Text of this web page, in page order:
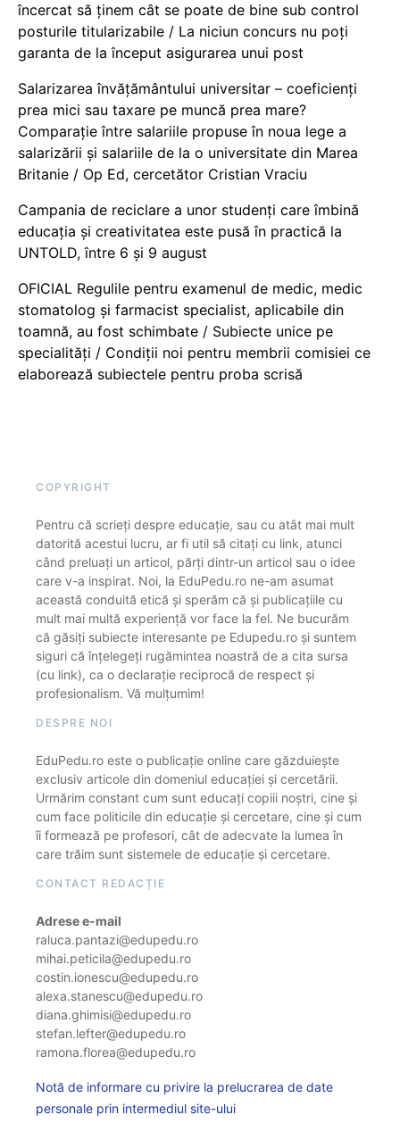
încercat să ținem cât se poate de bine sub control
posturile titularizabile / La niciun concurs nu poți
garanta de la început asigurarea unui post
Salarizarea învățământului universitar – coeficienți
prea mici sau taxare pe muncă prea mare?
Comparație între salariile propuse în noua lege a
salarizării și salariile de la o universitate din Marea
Britanie / Op Ed, cercetător Cristian Vraciu
Campania de reciclare a unor studenți care îmbină
educația și creativitatea este pusă în practică la
UNTOLD, între 6 și 9 august
OFICIAL Regulile pentru examenul de medic, medic
stomatolog și farmacist specialist, aplicabile din
toamnă, au fost schimbate / Subiecte unice pe
specialități / Condiții noi pentru membrii comisiei ce
elaborează subiectele pentru proba scrisă
COPYRIGHT
Pentru că scrieți despre educație, sau cu atât mai mult
datorită acestui lucru, ar fi util să citați cu link, atunci
când preluați un articol, părți dintr-un articol sau o idee
care v-a inspirat. Noi, la EduPedu.ro ne-am asumat
această conduită etică și sperăm că și publicațiile cu
mult mai multă experiență vor face la fel. Ne bucurăm
că găsiți subiecte interesante pe Edupedu.ro și suntem
siguri că înțelegeți rugămintea noastră de a cita sursa
(cu link), ca o declarație reciprocă de respect și
profesionalism. Vă mulțumim!
DESPRE NOI
EduPedu.ro este o publicație online care găzduiește
exclusiv articole din domeniul educației și cercetării.
Urmărim constant cum sunt educați copiii noștri, cine și
cum face politicile din educație și cercetare, cine și cum
îi formează pe profesori, cât de adecvate la lumea în
care trăim sunt sistemele de educație și cercetare.
CONTACT REDACȚIE
Adrese e-mail
raluca.pantazi@edupedu.ro
mihai.peticila@edupedu.ro
costin.ionescu@edupedu.ro
alexa.stanescu@edupedu.ro
diana.ghimisi@edupedu.ro
stefan.lefter@edupedu.ro
ramona.florea@edupedu.ro
Notă de informare cu privire la prelucrarea de date
personale prin intermediul site-ului